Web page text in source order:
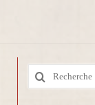
Rechercher
: